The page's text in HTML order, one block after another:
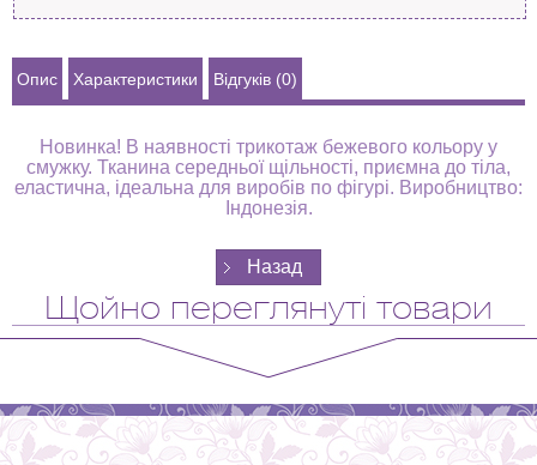
Опис Характеристики Відгуків (0)
Новинка! В наявності трикотаж бежевого кольору у
смужку. Тканина середньої щільності, приємна до тіла,
еластична, ідеальна для виробів по фігурі. Виробництво:
Індонезія.
Щойно переглянуті товари